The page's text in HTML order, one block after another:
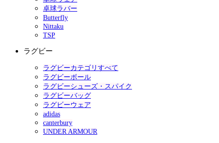
卓球ラバー
Butterfly
Nittaku
TSP
ラグビー
ラグビーカテゴリすべて
ラグビーボール
ラグビーシューズ・スパイク
ラグビーバッグ
ラグビーウェア
adidas
canterbury
UNDER ARMOUR